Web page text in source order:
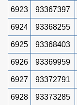
6923 93367397
6924 93368255
6925 93368403
6926 93369959
6927 93372791
6928 93373285